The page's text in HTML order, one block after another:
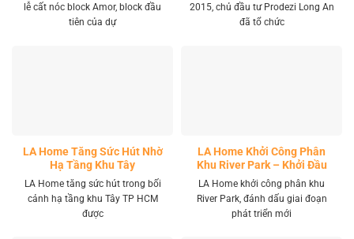
lễ cất nóc block Amor, block đầu
tiên của dự
2015, chủ đầu tư Prodezi Long An
đã tổ chức
LA Home Tăng Sức Hút Nhờ
Hạ Tầng Khu Tây
LA Home tăng sức hút trong bối
cảnh hạ tầng khu Tây TP HCM
được
LA Home Khởi Công Phân
Khu River Park – Khởi Đầu
Giai Đoạn Phát Triển Mới
LA Home khởi công phân khu
River Park, đánh dấu giai đoạn
phát triển mới